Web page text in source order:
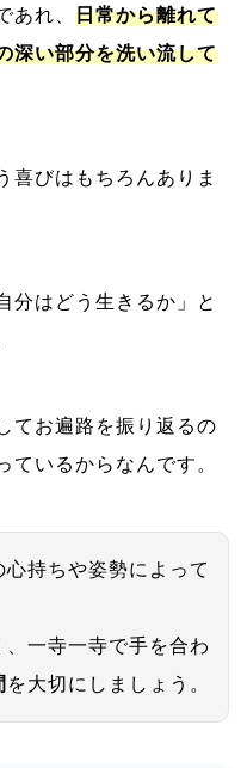
あれ、 日常から離れて
深い部分を洗い流して
喜びはもちろんありま
分はどう生きるか」と
てお遍路を振り返るの
ているからなんです。
持ちや姿勢によって
、一寺一寺で手を合わ
を大切にしましょう。